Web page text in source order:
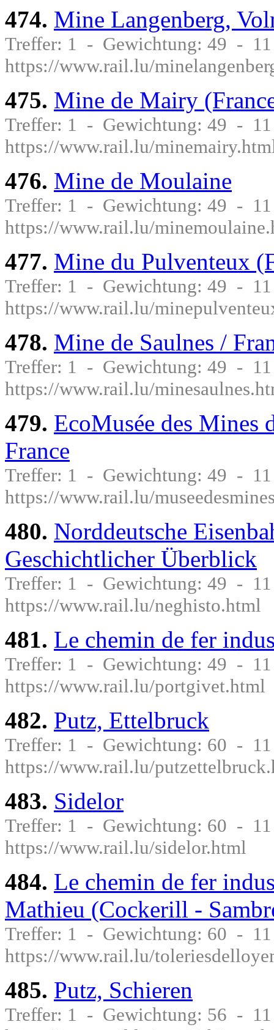
474. Mine Langenberg,
Treffer: 1 - Gewichtung: 49 -
https://www.rail.lu/
475. Mine de Mairy
Treffer: 1 - Gewichtung: 49 -
https://www.rail.lu/
476. Mine de Moulaine
Treffer: 1 - Gewichtung: 49 -
https://www.rail.lu/
477. Mine du Pulventeux
Treffer: 1 - Gewichtung: 49 -
https://www.rail.lu/
478. Mine de Saulnes /
Treffer: 1 - Gewichtung: 49 -
https://www.rail.lu/
479. EcoMusée des Mines
France
Treffer: 1 - Gewichtung: 49 -
https://www.rail.lu/
480. Norddeutsche
Geschichtlicher Überblick
Treffer: 1 - Gewichtung: 49 -
https://www.rail.lu/neghisto.html
481. Le chemin de fer
Treffer: 1 - Gewichtung: 49 -
https://www.rail.lu/portgivet.html
482. Putz, Ettelbruck
Treffer: 1 - Gewichtung: 60 -
https://www.rail.lu/
483. Sidelor
Treffer: 1 - Gewichtung: 60 -
https://www.rail.lu/sidelor.html
484. Le chemin de fer
Mathieu (Cockerill -
Treffer: 1 - Gewichtung: 60 -
https://www.rail.lu/
485. Putz, Schieren
Treffer: 1 - Gewichtung: 56 -